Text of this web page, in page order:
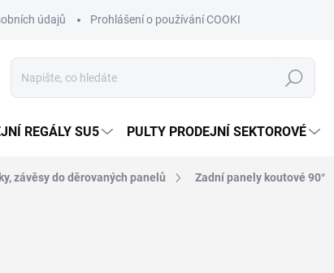
údajů Prohlášení o používání COOKIES
Hledat
REGÁLY SU5 PULTY PRODEJNÍ SEKTOROVÉ
závěsy do děrovaných panelů Zadní panely koutové 90°